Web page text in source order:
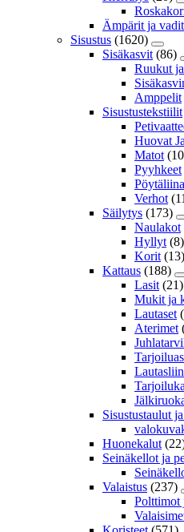
Ämpärit ja vadit
Sisustus (1620)
Sisäkasvit (86)
Ruukut
Amppelit
Sisustustekstiilit
Huovat
Matot
Pyyhkeet
Verhot
Säilytys (173)
Naulakot
Hyllyt (8)
Korit (13)
Kattaus (188)
Lasit (21)
Mukit ja
Lautaset
Aterimet
Sisustustaulut
Huonekalut
Seinäkellot ja
Valaistus (237)
Polttimot